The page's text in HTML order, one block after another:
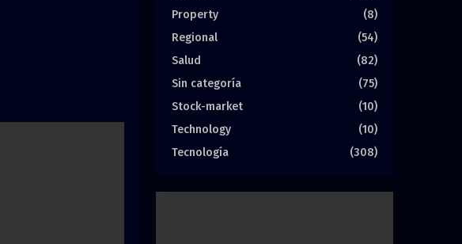
Property
(8)
Regional
(54)
Salud
(82)
Sin categoría
(75)
Stock-market
(10)
Technology
(10)
Tecnología
(308)